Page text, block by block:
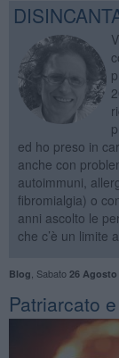
ed ho preso in
anche con
autoimmuni,
fibromialgia) o
anni ascolto le
che c’è un limite
Blog Sabato 26 Agosto
​Patriarcato